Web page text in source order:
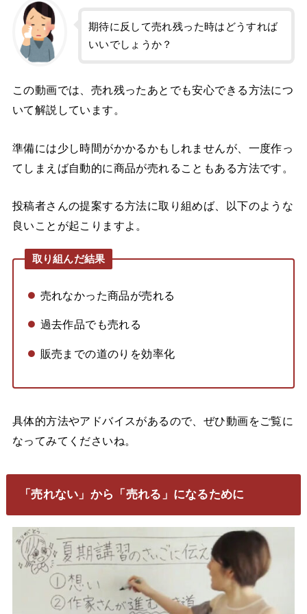
期待に反して売れ残った時はどうすれば
いいでしょうか？
この動画では、売れ残ったあとでも安心できる方法につ
いて解説しています。
準備には少し時間がかかるかもしれませんが、一度作っ
てしまえば自動的に商品が売れることもある方法です。
投稿者さんの提案する方法に取り組めば、以下のような
良いことが起こりますよ。
取り組んだ結果
売れなかった商品が売れる
過去作品でも売れる
販売までの道のりを効率化
具体的方法やアドバイスがあるので、ぜひ動画をご覧に
なってみてくださいね。
「売れない」から「売れる」になるために